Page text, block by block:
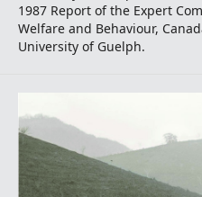
1987 Report of the Expert
Welfare and Behaviour,
University of Guelph.